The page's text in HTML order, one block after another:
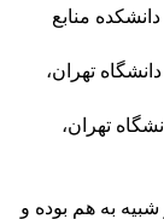
منابع
تهران،
تهران،
به هم بوده و